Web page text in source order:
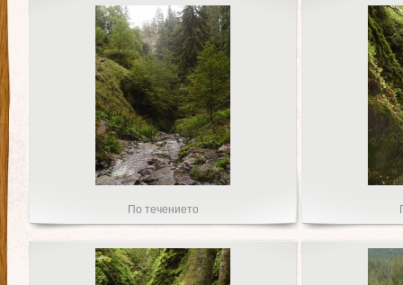
По течението